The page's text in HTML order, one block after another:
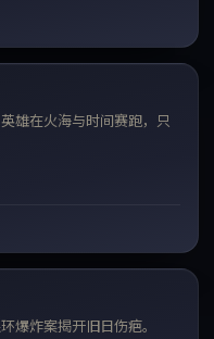
雄在火海与时间赛跑，只
爆炸案揭开旧日伤疤。